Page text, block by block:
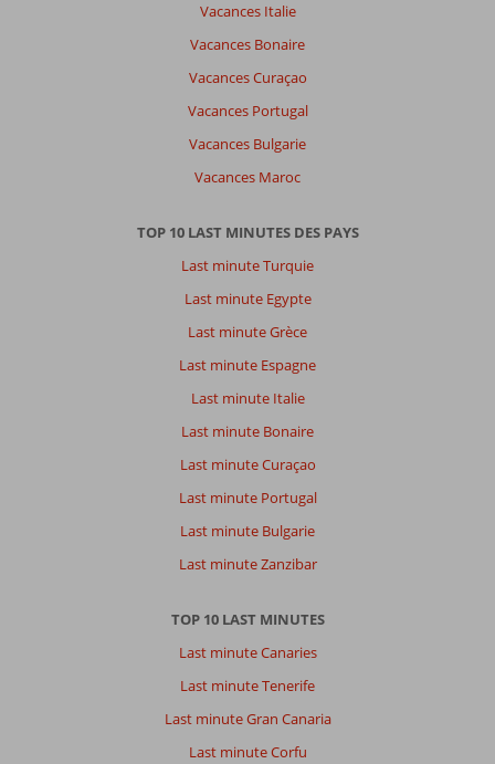
Vacances Italie
Vacances Bonaire
Vacances Curaçao
Vacances Portugal
Vacances Bulgarie
Vacances Maroc
TOP 10 LAST MINUTES DES PAYS
Last minute Turquie
Last minute Egypte
Last minute Grèce
Last minute Espagne
Last minute Italie
Last minute Bonaire
Last minute Curaçao
Last minute Portugal
Last minute Bulgarie
Last minute Zanzibar
TOP 10 LAST MINUTES
Last minute Canaries
Last minute Tenerife
Last minute Gran Canaria
Last minute Corfu